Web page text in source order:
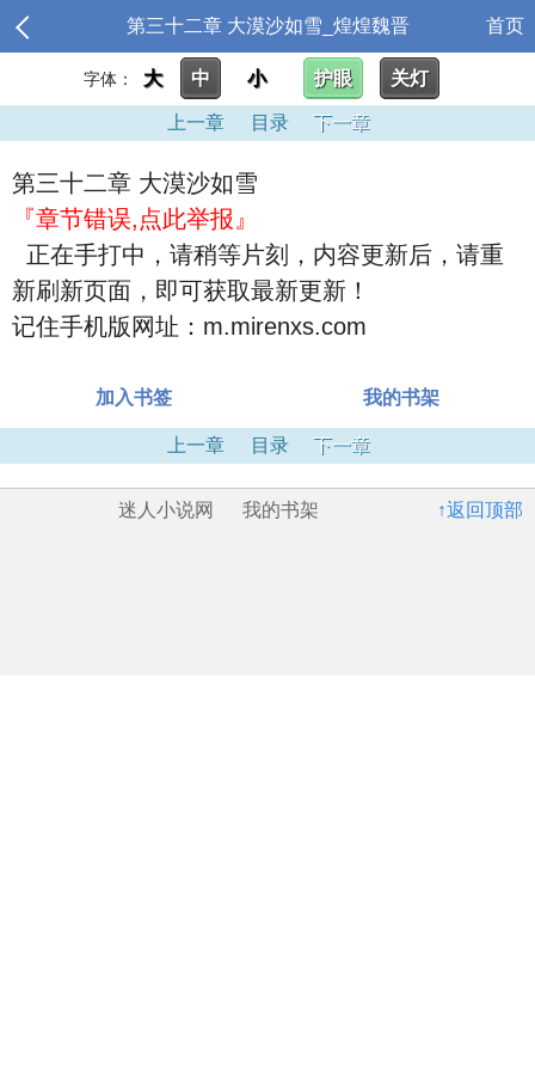
第三十二章 大漠沙如雪_煌煌魏晋 首页
字体： 大 中 小 护眼 关灯
上一章 目录 下一章
第三十二章 大漠沙如雪
『章节错误,点此举报』
正在手打中，请稍等片刻，内容更新后，请重
新刷新页面，即可获取最新更新！
记住手机版网址：m.mirenxs.com
加入书签 我的书架
上一章 目录 下一章
↑返回顶部
迷人小说网 我的书架